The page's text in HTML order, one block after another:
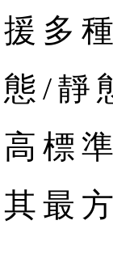
多
/靜
標
最